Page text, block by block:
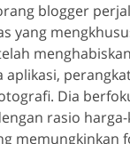
blogger
yang
Dia
rasio
memungkinkan